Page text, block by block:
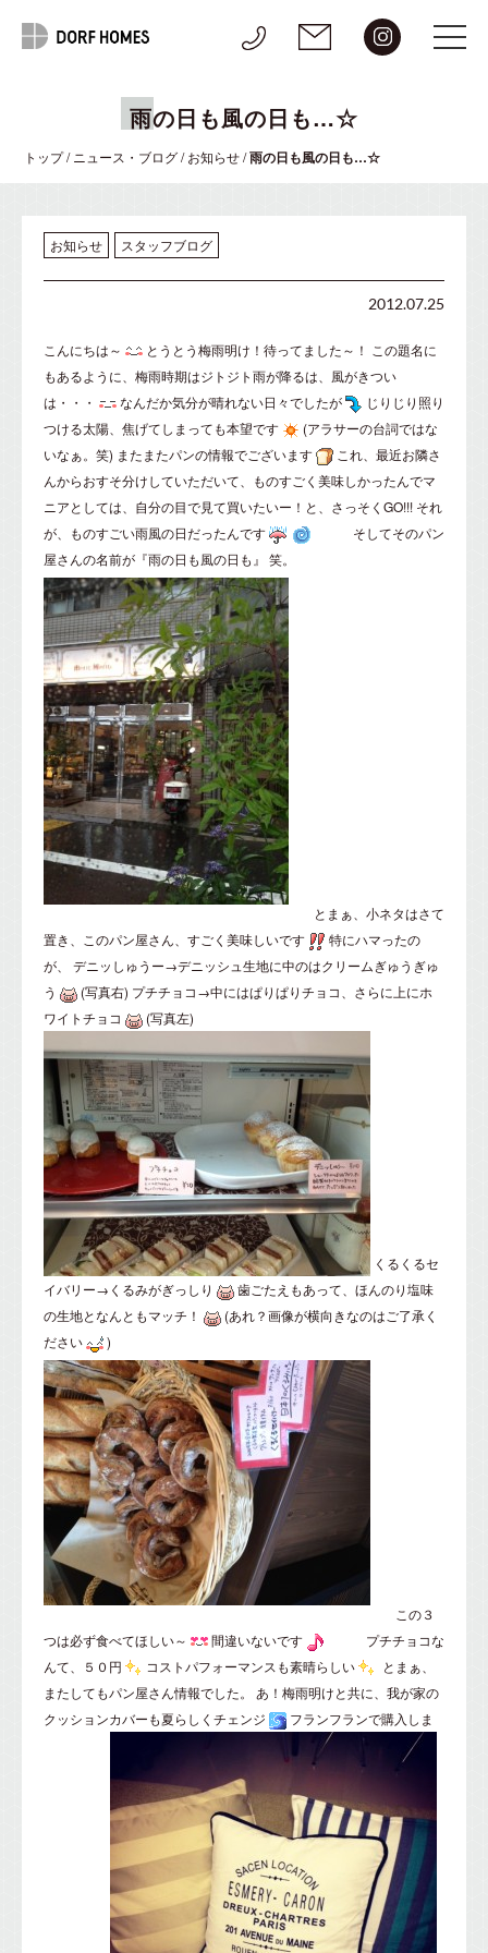
雨の日も風の日も…☆
トップ/ ニュース・ブログ/お知らせ/雨の日も風の日も…☆
お知らせ スタッフブログ
2012.07.25
こんにちは～
とうとう梅雨明け！待ってました～！ この題名に
もあるように、梅雨時期はジトジト雨が降るは、風がきつい
は・・・
なんだか気分が晴れない日々でしたが
じりじり照り
つける太陽、焦げてしまっても本望です
(アラサーの台詞ではな
いなぁ。笑) またまたパンの情報でございます
これ、最近お隣さ
んからおすそ分けしていただいて、ものすごく美味しかったんでマ
ニアとしては、自分の目で見て買いたいー！と、さっそくGO!!! それ
が、ものすごい雨風の日だったんです
そしてそのパン
屋さんの名前が『雨の日も風の日も』 笑。
とまぁ、小ネタはさて
置き、このパン屋さん、すごく美味しいです
特にハマったの
が、 デニッしゅうー→デニッシュ生地に中のはクリームぎゅうぎゅ
う
(写真右) プチチョコ→中にはぱりぱりチョコ、さらに上にホ
ワイトチョコ
(写真左)
くるくるセ
イバリー→くるみがぎっしり
歯ごたえもあって、ほんのり塩味
の生地となんともマッチ！
(あれ？画像が横向きなのはご了承く
ださい
)
この３
つは必ず食べてほしい～
間違いないです
プチチョコな
んて、５０円
コストパフォーマンスも素晴らしい
とまぁ、
またしてもパン屋さん情報でした。 あ！梅雨明けと共に、我が家の
クッションカバーも夏らしくチェンジ
フランフランで購入しま